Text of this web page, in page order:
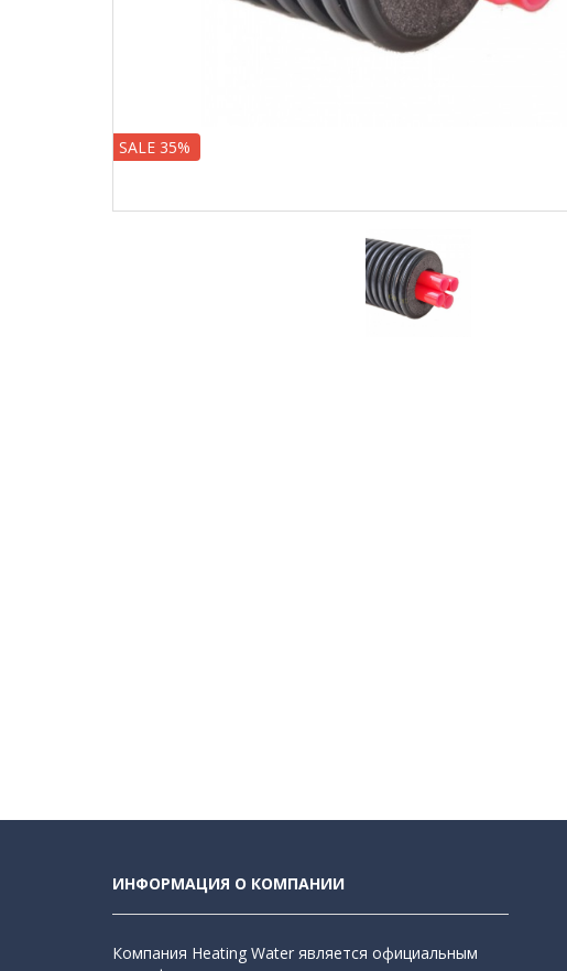
SALE 35%
ИНФОРМАЦИЯ О КОМПАНИИ
Компания Heating Water является официальным